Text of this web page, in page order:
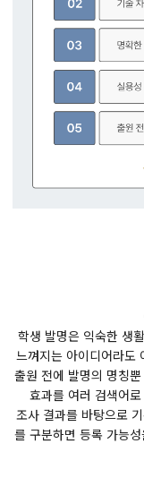
학생 발명은 익숙한 생
느껴지는 아이디어라도
출원 전에 발명의 명칭
효과를 여러 검색어
조사 결과를 바탕으로
를 구분하면 등록 가능